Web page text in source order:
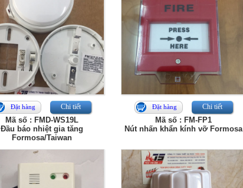
Đặt hàng Chi tiết
Mã số : FMD-WS19L
Đầu báo nhiệt gia tăng
Formosa/Taiwan
Đặt hàng Chi tiết
Mã số : FM-FP1
Nút nhấn khẩn kính vỡ Formosa